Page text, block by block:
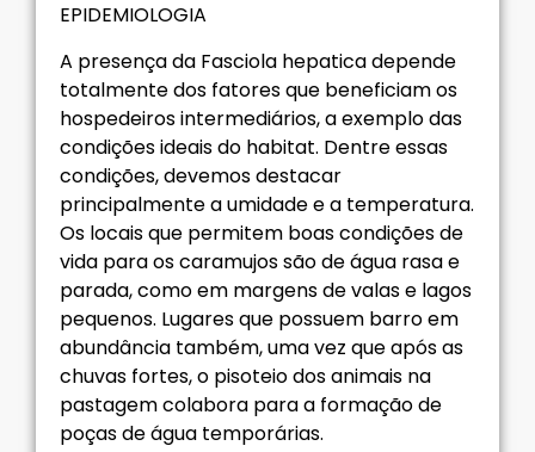
EPIDEMIOLOGIA
A presença da Fasciola hepatica depende
totalmente dos fatores que beneficiam os
hospedeiros intermediários, a exemplo das
condições ideais do habitat. Dentre essas
condições, devemos destacar
principalmente a umidade e a temperatura.
Os locais que permitem boas condições de
vida para os caramujos são de água rasa e
parada, como em margens de valas e lagos
pequenos. Lugares que possuem barro em
abundância também, uma vez que após as
chuvas fortes, o pisoteio dos animais na
pastagem colabora para a formação de
poças de água temporárias.